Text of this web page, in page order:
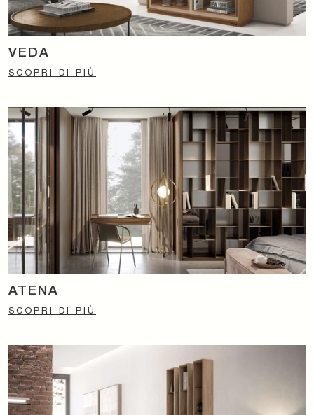
VEDA
SCOPRI DI PIÙ
ATENA
SCOPRI DI PIÙ